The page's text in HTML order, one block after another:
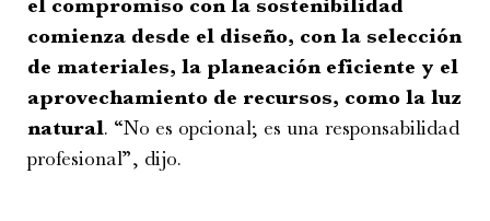
el compromiso con la sostenibilidad
comienza desde el diseño, con la selección
de materiales, la planeación eficiente y el
aprovechamiento de recursos, como la luz
natural. “No es opcional; es una responsabilidad
profesional”, dijo.